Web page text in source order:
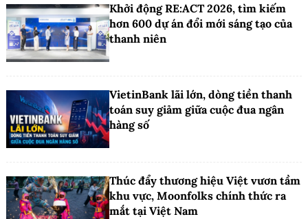
Khởi động RE:ACT 2026, tìm kiếm
hơn 600 dự án đổi mới sáng tạo của
thanh niên
VietinBank lãi lớn, dòng tiền thanh
toán suy giảm giữa cuộc đua ngân
hàng số
Thúc đẩy thương hiệu Việt vươn tầm
khu vực, Moonfolks chính thức ra
mắt tại Việt Nam